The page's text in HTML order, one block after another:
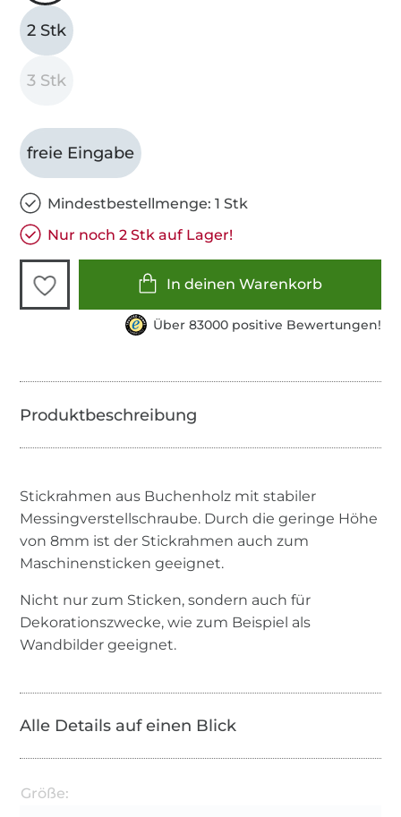
2 Stk
3 Stk
freie Eingabe
Mindestbestellmenge: 1 Stk
Nur noch 2 Stk auf Lager!
In deinen Warenkorb
Über 83000 positive Bewertungen!
Stickrahmen aus Buchenholz mit stabiler
Messingverstellschraube. Durch die geringe Höhe
von 8mm ist der Stickrahmen auch zum
Maschinensticken geeignet.
Nicht nur zum Sticken, sondern auch für
Dekorationszwecke, wie zum Beispiel als
Wandbilder geeignet.
Alle Details auf einen Blick
Größe: